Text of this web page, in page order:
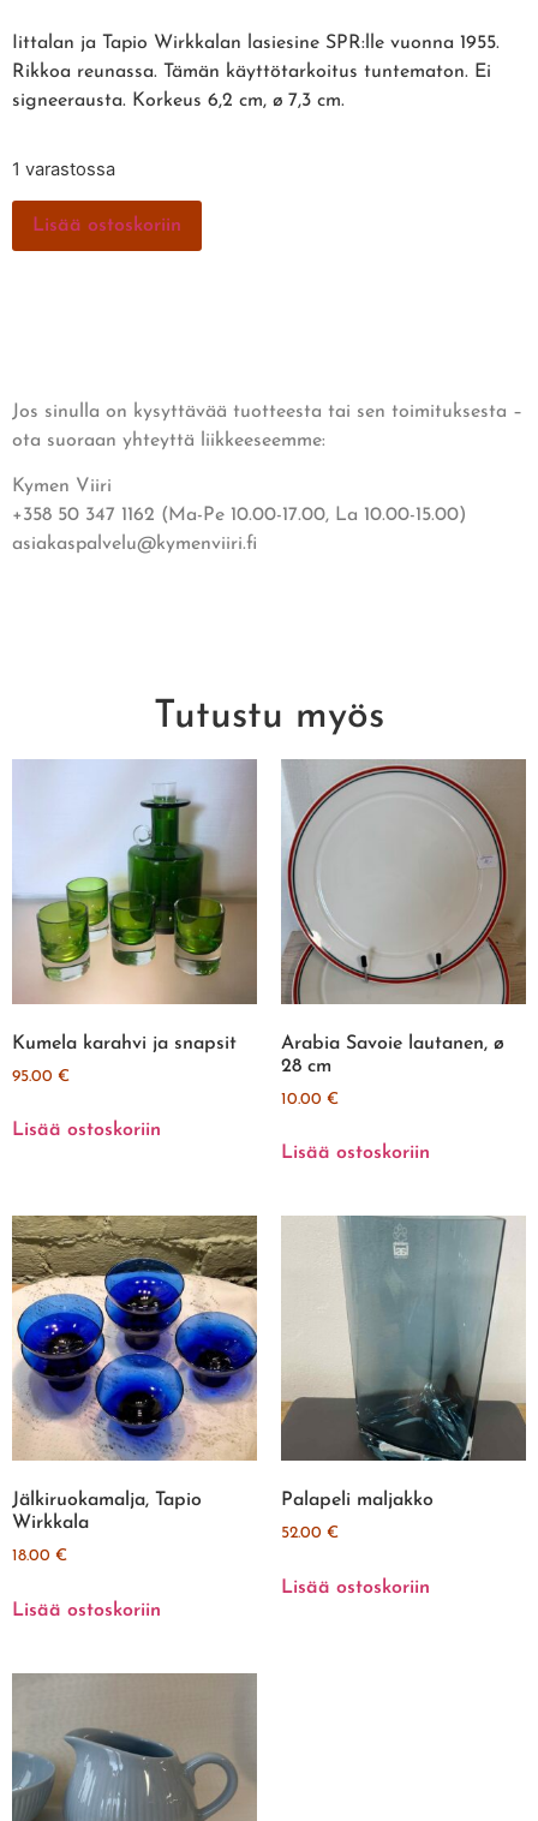
Iittalan ja Tapio Wirkkalan lasiesine SPR:lle vuonna 1955.
Rikkoa reunassa. Tämän käyttötarkoitus tuntematon. Ei
signeerausta. Korkeus 6,2 cm, ø 7,3 cm.
1 varastossa
Lisää ostoskoriin
Jos sinulla on kysyttävää tuotteesta tai sen toimituksesta –
ota suoraan yhteyttä liikkeeseemme:
Kymen Viiri
+358 50 347 1162 (Ma-Pe 10.00-17.00, La 10.00-15.00)
asiakaspalvelu@kymenviiri.fi
Tutustu myös
Kumela karahvi ja snapsit
95.00 €
Lisää ostoskoriin
Arabia Savoie lautanen, ø
28 cm
10.00 €
Lisää ostoskoriin
Jälkiruokamalja, Tapio
Wirkkala
18.00 €
Lisää ostoskoriin
Palapeli maljakko
52.00 €
Lisää ostoskoriin